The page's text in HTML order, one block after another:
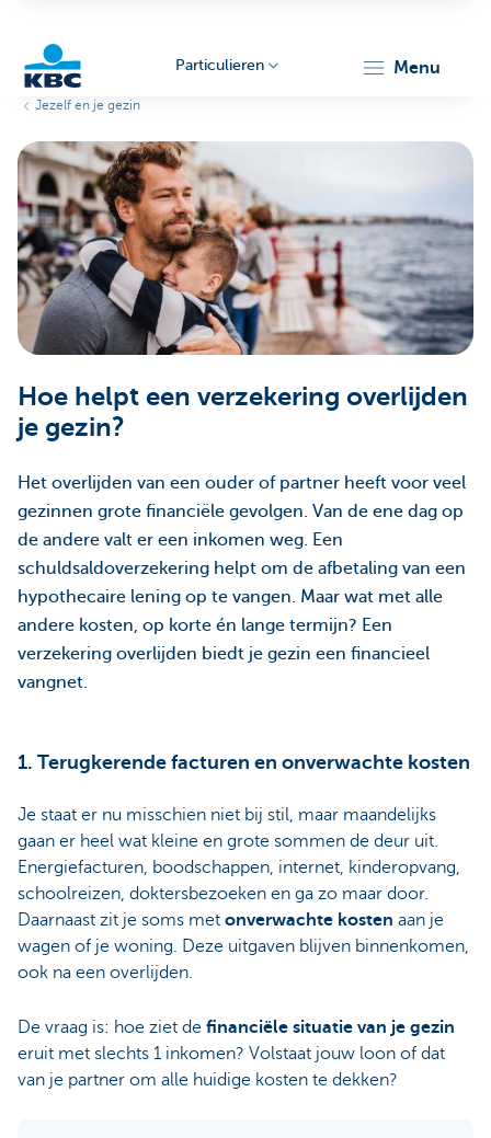
Particulieren
Particulieren menu
Jezelf en je gezin
Hoe helpt een verzekering overlijden
je gezin?
Het overlijden van een ouder of partner heeft voor veel
gezinnen grote financiële gevolgen. Van de ene dag op
de andere valt er een inkomen weg. Een
schuldsaldoverzekering helpt om de afbetaling van een
hypothecaire lening op te vangen. Maar wat met alle
andere kosten, op korte én lange termijn? Een
verzekering overlijden biedt je gezin een financieel
vangnet.
1. Terugkerende facturen en onverwachte kosten
Je staat er nu misschien niet bij stil, maar maandelijks
gaan er heel wat kleine en grote sommen de deur uit.
Energiefacturen, boodschappen, internet, kinderopvang,
schoolreizen, doktersbezoeken en ga zo maar door.
Daarnaast zit je soms met onverwachte kosten aan je
wagen of je woning. Deze uitgaven blijven binnenkomen,
ook na een overlijden.
De vraag is: hoe ziet de financiële situatie van je gezin
eruit met slechts 1 inkomen? Volstaat jouw loon of dat
van je partner om alle huidige kosten te dekken?